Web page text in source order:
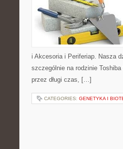
i Akcesoria i Periferiap. Nasza
szczególnie na rodzinie
przez długi czas, […]
CATEGORIES: GENETYKA I